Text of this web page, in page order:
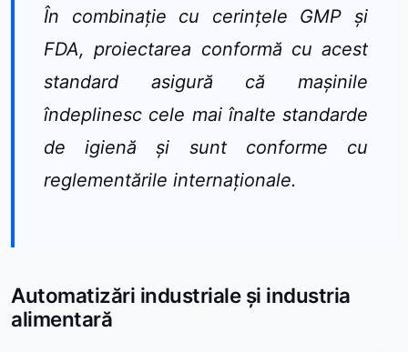
În combinație cu cerințele GMP și
FDA, proiectarea conformă cu acest
standard asigură că mașinile
îndeplinesc cele mai înalte standarde
de igienă și sunt conforme cu
reglementările internaționale.
Automatizări industriale și industria
alimentară